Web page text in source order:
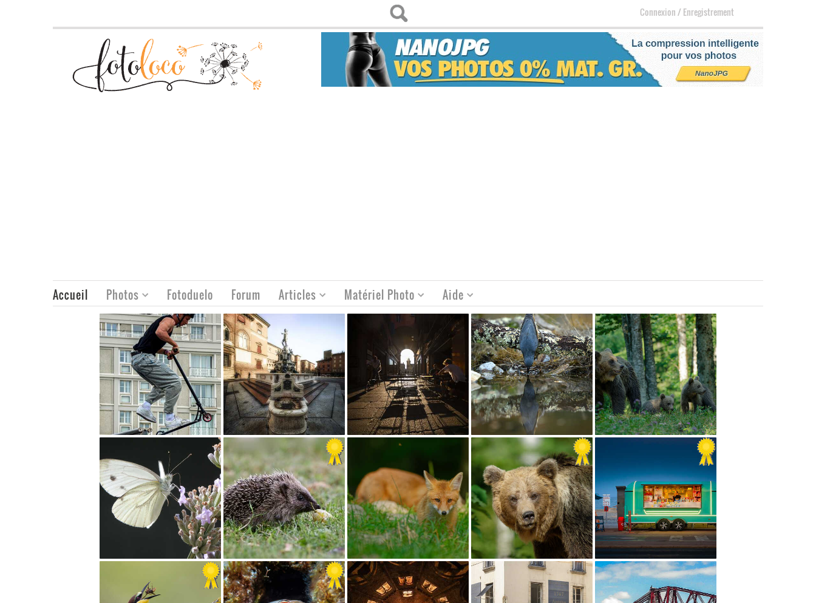
Connexion/Enregistrement
Accueil Photos Fotoduelo Forum Articles Matériel Photo Aide